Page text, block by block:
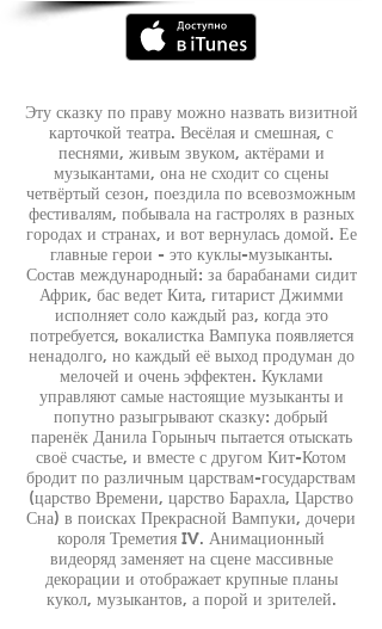
Эту сказку по праву можно назвать визитной
карточкой театра. Весёлая и смешная, с
песнями, живым звуком, актёрами и
музыкантами, она не сходит со сцены
четвёртый сезон, поездила по всевозможным
фестивалям, побывала на гастролях в разных
городах и странах, и вот вернулась домой. Ее
главные герои - это куклы-музыканты.
Состав международный: за барабанами сидит
Африк, бас ведет Кита, гитарист Джимми
исполняет соло каждый раз, когда это
потребуется, вокалистка Вампука появляется
ненадолго, но каждый её выход продуман до
мелочей и очень эффектен. Куклами
управляют самые настоящие музыканты и
попутно разыгрывают сказку: добрый
паренёк Данила Горыныч пытается отыскать
своё счастье, и вместе с другом Кит-Котом
бродит по различным царствам-государствам
(царство Времени, царство Барахла, Царство
Сна) в поисках Прекрасной Вампуки, дочери
короля Треметия IV. Анимационный
видеоряд заменяет на сцене массивные
декорации и отображает крупные планы
кукол, музыкантов, а порой и зрителей.